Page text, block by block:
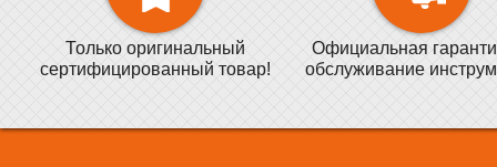
Только оригинальный
сертифицированный товар!
Официальная
обслуживание